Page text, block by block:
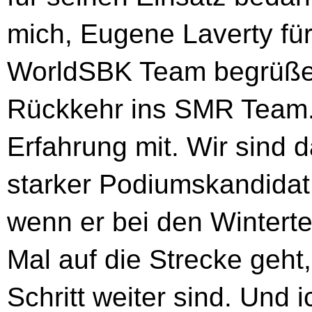
mich, Eugene Laverty
WorldSBK Team
Rückkehr ins SMR
Erfahrung mit. Wir sind
starker
wenn er bei den
Mal auf die Strecke
Schritt weiter sind. Und